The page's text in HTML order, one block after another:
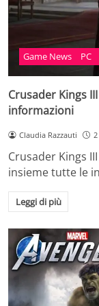
Game News PC
Crusader Kings
informazioni
Claudia Razzauti
Crusader Kings
insieme tutte le
Leggi di più